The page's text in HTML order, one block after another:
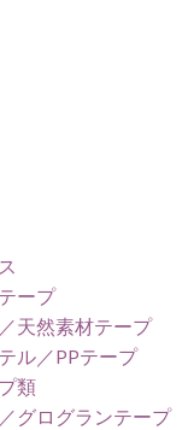
ープ
天然素材テープ
ル／PPテープ
類
グログランテープ